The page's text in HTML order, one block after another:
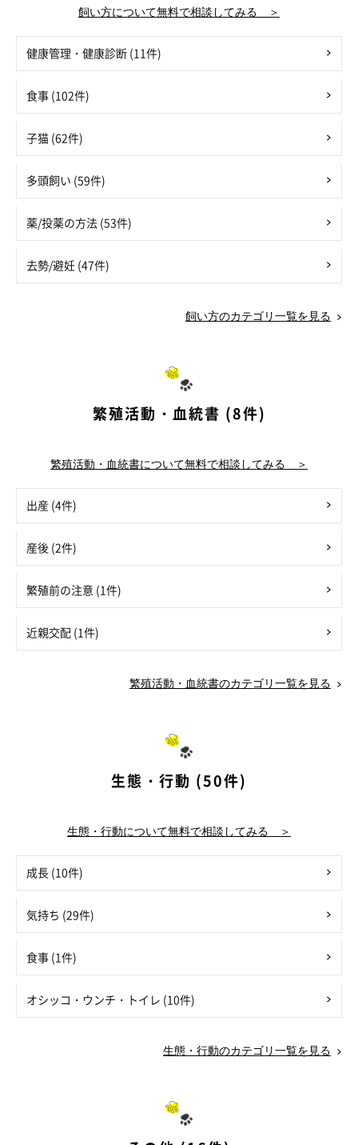
飼い方について無料で相談してみる ＞
健康管理・健康診断 (11件)
食事 (102件)
子猫 (62件)
多頭飼い (59件)
薬/投薬の方法 (53件)
去勢/避妊 (47件)
飼い方のカテゴリ一覧を見る
繁殖活動・血統書 (8件)
繁殖活動・血統書について無料で相談してみる ＞
出産 (4件)
産後 (2件)
繁殖前の注意 (1件)
近親交配 (1件)
繁殖活動・血統書のカテゴリ一覧を見る
生態・行動 (50件)
生態・行動について無料で相談してみる ＞
成長 (10件)
気持ち (29件)
食事 (1件)
オシッコ・ウンチ・トイレ (10件)
生態・行動のカテゴリ一覧を見る